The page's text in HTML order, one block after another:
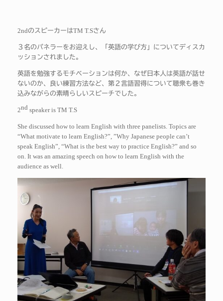
2ndのスピーカーはTM T.Sさん
３名のパネラーをお迎えし、「英語の学び方」についてディスカ
ッションされました。
英語を勉強するモチベーションは何か、なぜ日本人は英語が話せ
ないのか、良い練習方法など、第２言語習得について聴衆も巻き
込みながらの素晴らしいスピーチでした。
2nd speaker is TM T.S
She discussed how to learn English with three panelists. Topics are
“What motivate to learn English?”, ”Why Japanese people can’t
speak English”, “What is the best way to practice English?” and so
on. It was an amazing speech on how to learn English with the
audience as well.